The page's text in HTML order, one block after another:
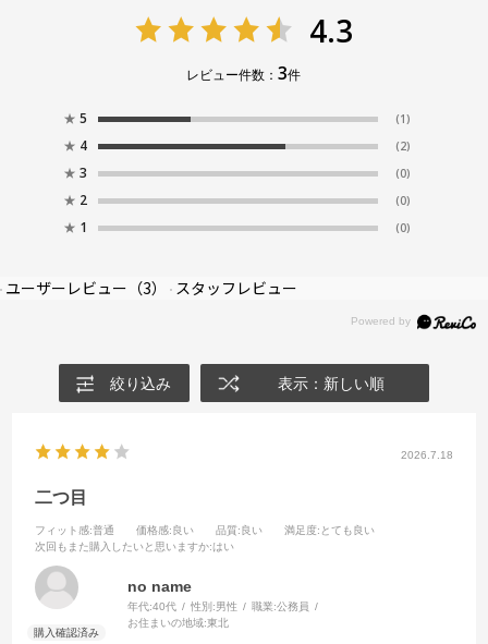
4.3
レビュー件数：3件
★ 5 (1)
★ 4 (2)
★ 3 (0)
★ 2 (0)
★ 1 (0)
ユーザーレビュー （3） スタッフレビュー
絞り込み 表示：新しい順
2026.7.18
二つ目
フィット感:普通 価格感:良い 品質:良い 満足度:とても良い
次回もまた購入したいと思いますか:はい
no name
年代:40代 性別:男性 職業:公務員
お住まいの地域:東北